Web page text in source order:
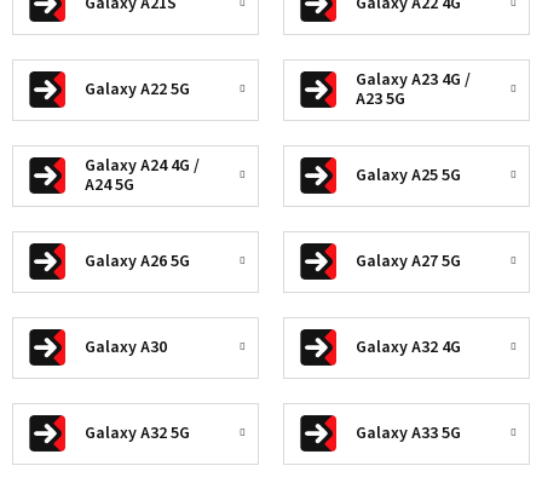
Galaxy A22 5G
Galaxy A23 4G /
A23 5G
Galaxy A24 4G /
A24 5G
Galaxy A25 5G
Galaxy A26 5G Galaxy A27 5G
Galaxy A30 Galaxy A32 4G
Galaxy A32 5G Galaxy A33 5G